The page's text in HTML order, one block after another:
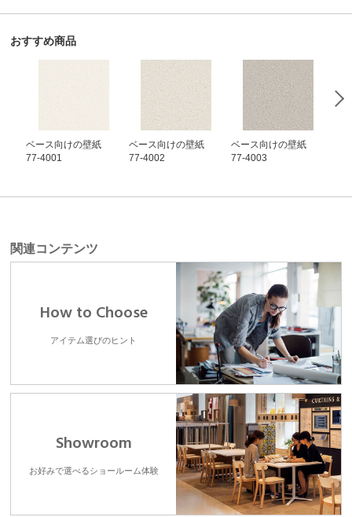
おすすめ商品
ベース向けの壁紙
77-4001
ベース向けの壁紙
77-4002
ベース向けの壁紙
77-4003
関連コンテンツ
How to Choose
アイテム選びのヒント
Showroom
お好みで選べるショールーム体験